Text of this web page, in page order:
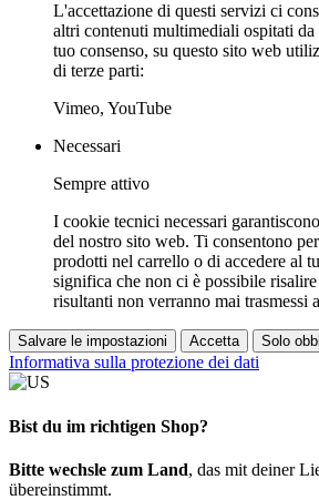
L'accettazione di questi servizi ci
altri contenuti multimediali ospitati
tuo consenso, su questo sito web
di terze parti:
Vimeo, YouTube
Necessari
Sempre attivo
I cookie tecnici necessari
del nostro sito web. Ti consentono
prodotti nel carrello o di accedere al
significa che non ci è possibile
risultanti non verranno mai trasmessi
Salvare le impostazioni Accetta Solo
Informativa sulla protezione dei dati
Bist du im richtigen Shop?
Bitte wechsle zum Land, das mit deiner
übereinstimmt.